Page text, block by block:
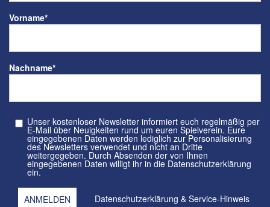
Vorname*
Nachname*
Unser kostenloser Newsletter informiert euch regelmäßig per
E-Mail über Neuigkeiten rund um euren Spielverein. Eure
eingegebenen Daten werden lediglich zur Personalisierung
des Newsletters verwendet und nicht an Dritte
weitergegeben. Durch Absenden der von Ihnen
eingegebenen Daten willigt ihr in die Datenschutzerklärung
ein.
Datenschutzerklärung & Service-Hinweis